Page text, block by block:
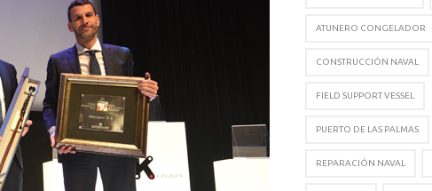
ATUNERO CONGELADOR
CONSTRUCCIÓN NAVAL
FIELD SUPPORT VESSEL
PUERTO DE LAS PALMAS
REPARACIÓN NAVAL